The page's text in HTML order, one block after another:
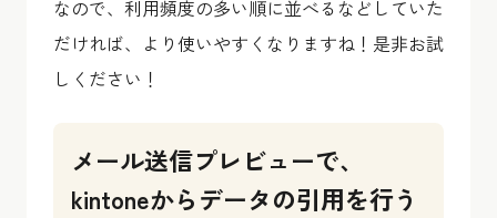
なので、利用頻度の多い順に並べるなどしていた
だければ、より使いやすくなりますね！是非お試
しください！
メール送信プレビューで、
kintoneからデータの引用を行う